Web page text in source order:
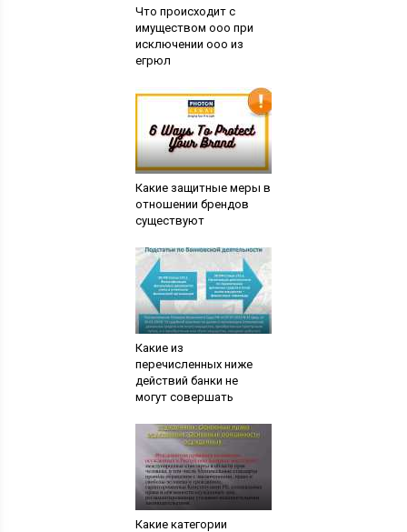
Что происходит с
имуществом ооо при
исключении ооо из
егрюл
Какие защитные меры в
отношении брендов
существуют
Какие из
перечисленных ниже
действий банки не
могут совершать
Какие категории